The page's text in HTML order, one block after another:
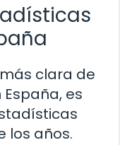
clara de
es
los años.